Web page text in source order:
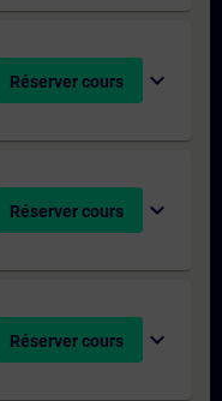
Réserver cours expand_more
Réserver cours expand_more
Réserver cours expand_more